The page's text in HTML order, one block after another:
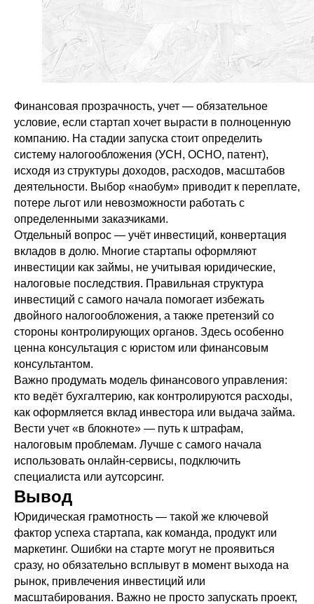
Финансовая прозрачность, учет — обязательное
условие, если стартап хочет вырасти в полноценную
компанию. На стадии запуска стоит определить
систему налогообложения (УСН, ОСНО, патент),
исходя из структуры доходов, расходов, масштабов
деятельности. Выбор «наобум» приводит к переплате,
потере льгот или невозможности работать с
определенными заказчиками.
Отдельный вопрос — учёт инвестиций, конвертация
вкладов в долю. Многие стартапы оформляют
инвестиции как займы, не учитывая юридические,
налоговые последствия. Правильная структура
инвестиций с самого начала помогает избежать
двойного налогообложения, а также претензий со
стороны контролирующих органов. Здесь особенно
ценна консультация с юристом или финансовым
консультантом.
Важно продумать модель финансового управления:
кто ведёт бухгалтерию, как контролируются расходы,
как оформляется вклад инвестора или выдача займа.
Вести учет «в блокноте» — путь к штрафам,
налоговым проблемам. Лучше с самого начала
использовать онлайн-сервисы, подключить
специалиста или аутсорсинг.
Вывод
Юридическая грамотность — такой же ключевой
фактор успеха стартапа, как команда, продукт или
маркетинг. Ошибки на старте могут не проявиться
сразу, но обязательно всплывут в момент выхода на
рынок, привлечения инвестиций или
масштабирования. Важно не просто запускать проект,
Нажимая кнопку, вы даете согласие на обработку персональных
данных и ознакомлены с условиями
Запишитесь на первичную
консультацию с юристом
Обсудим ваш проект?
Ответим на вопросы и подберем решение для
вашей задачи